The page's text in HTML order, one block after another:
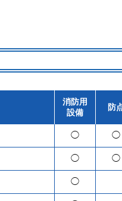
消防用
設備
防
◯ ◯
◯ ◯
◯